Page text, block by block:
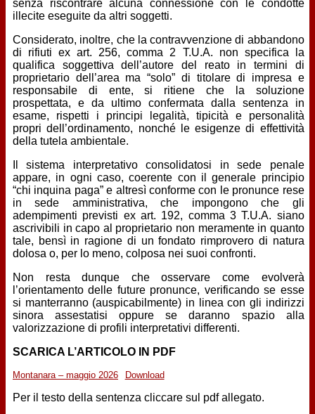
senza riscontrare alcuna connessione con le condotte
illecite eseguite da altri soggetti.
Considerato, inoltre, che la contravvenzione di abbandono
di rifiuti ex art. 256, comma 2 T.U.A. non specifica la
qualifica soggettiva dell’autore del reato in termini di
proprietario dell’area ma “solo” di titolare di impresa e
responsabile di ente, si ritiene che la soluzione
prospettata, e da ultimo confermata dalla sentenza in
esame, rispetti i principi legalità, tipicità e personalità
propri dell’ordinamento, nonché le esigenze di effettività
della tutela ambientale.
Il sistema interpretativo consolidatosi in sede penale
appare, in ogni caso, coerente con il generale principio
“chi inquina paga” e altresì conforme con le pronunce rese
in sede amministrativa, che impongono che gli
adempimenti previsti ex art. 192, comma 3 T.U.A. siano
ascrivibili in capo al proprietario non meramente in quanto
tale, bensì in ragione di un fondato rimprovero di natura
dolosa o, per lo meno, colposa nei suoi confronti.
Non resta dunque che osservare come evolverà
l’orientamento delle future pronunce, verificando se esse
si manterranno (auspicabilmente) in linea con gli indirizzi
sinora assestatisi oppure se daranno spazio alla
valorizzazione di profili interpretativi differenti.
SCARICA L’ARTICOLO IN PDF
Montanara – maggio 2026 Download
Per il testo della sentenza cliccare sul pdf allegato.